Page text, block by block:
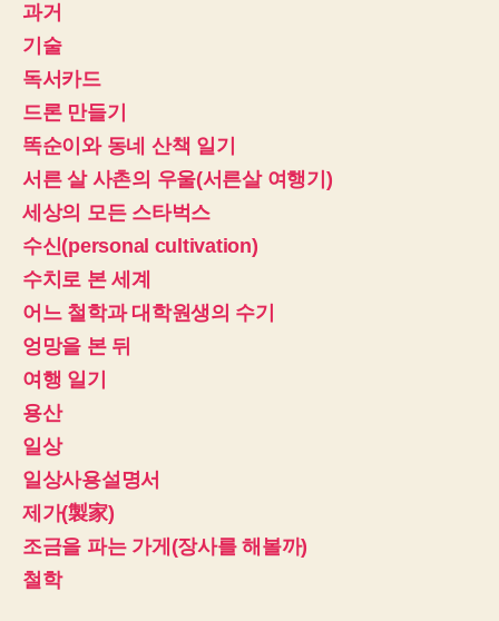
과거
기술
독서카드
드론 만들기
똑순이와 동네 산책 일기
서른 살 사촌의 우울(서른살 여행기)
세상의 모든 스타벅스
수신(personal cultivation)
수치로 본 세계
어느 철학과 대학원생의 수기
엉망을 본 뒤
여행 일기
용산
일상
일상사용설명서
제가(製家)
조금을 파는 가게(장사를 해볼까)
철학